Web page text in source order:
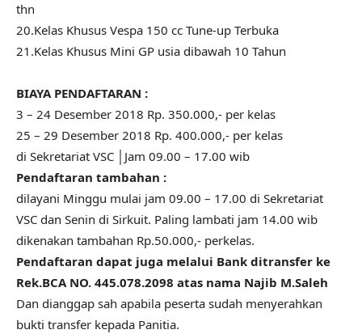
thn
20.Kelas Khusus Vespa 150 cc Tune-up Terbuka
21.Kelas Khusus Mini GP usia dibawah 10 Tahun
BIAYA PENDAFTARAN :
3 – 24 Desember 2018 Rp. 350.000,- per kelas
25 – 29 Desember 2018 Rp. 400.000,- per kelas
di Sekretariat VSC │Jam 09.00 – 17.00 wib
Pendaftaran tambahan :
dilayani Minggu mulai jam 09.00 – 17.00 di Sekretariat
VSC dan Senin di Sirkuit. Paling lambati jam 14.00 wib
dikenakan tambahan Rp.50.000,- perkelas.
Pendaftaran dapat juga melalui Bank ditransfer ke
Rek.BCA NO. 445.078.2098 atas nama Najib M.Saleh
Dan dianggap sah apabila peserta sudah menyerahkan
bukti transfer kepada Panitia.